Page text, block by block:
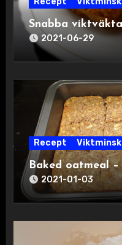
Snabba
2021-06-29
Recept
Baked oatmeal
2021-01-03